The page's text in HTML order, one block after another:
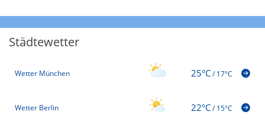
Städtewetter
Wetter München 25°C/17°C
Wetter Berlin 22°C/15°C